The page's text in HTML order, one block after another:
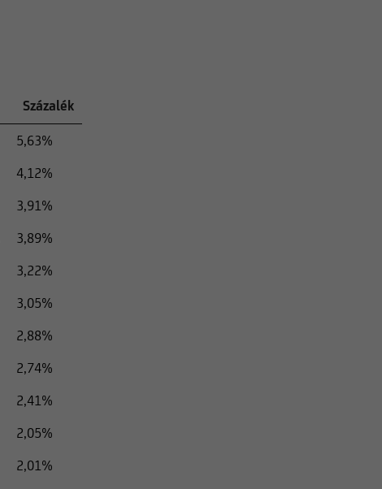
Százalék
5,63%
4,12%
3,91%
3,89%
3,22%
3,05%
2,88%
2,74%
2,41%
2,05%
2,01%